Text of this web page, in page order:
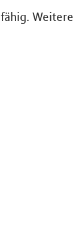
Weitere